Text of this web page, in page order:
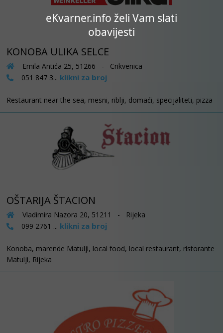
eKvarner.info želi Vam slati
obavijesti
KONOBA ULIKA SELCE
Emila Antića 25, 51266 - Crikvenica
051 847 3... klikni za broj
Restaurant near the sea, mesni, riblji, domaći, specijaliteti, pizza
OŠTARIJA ŠTACION
Vladimira Nazora 20, 51211 - Rijeka
099 2761 ... klikni za broj
Konoba, marende Matulji, local food, local restaurant, ristorante
Matulji, Rijeka